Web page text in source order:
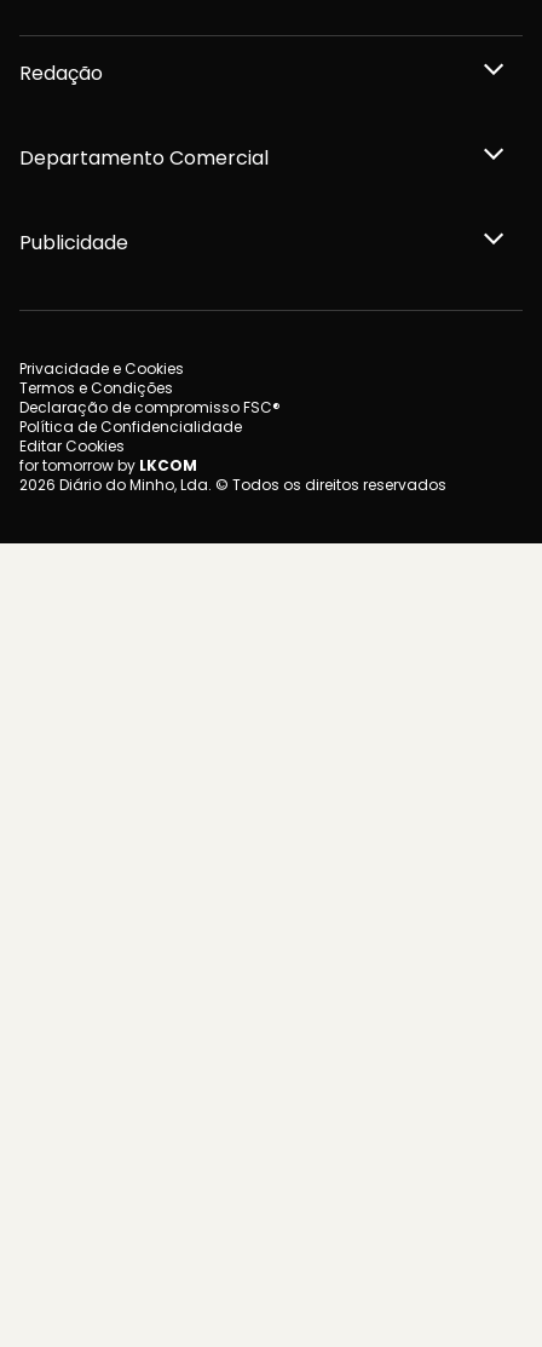
Redação
Departamento Comercial
Publicidade
Privacidade e Cookies
Termos e Condições
Declaração de compromisso FSC®
Política de Confidencialidade
Editar Cookies
for tomorrow by LKCOM
2026 Diário do Minho, Lda. © Todos os direitos reservados